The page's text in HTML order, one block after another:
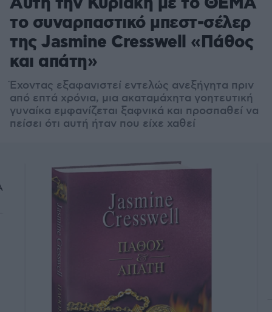
το συναρπαστικό μπεστ-σέλερ
της Jasmine Cresswell «Πάθος
και απάτη»
Έχοντας εξαφανιστεί εντελώς ανεξήγητα πριν
από επτά χρόνια, μια ακαταμάχητα γοητευτική
γυναίκα εμφανίζεται ξαφνικά και προσπαθεί να
πείσει ότι αυτή ήταν που είχε χαθεί